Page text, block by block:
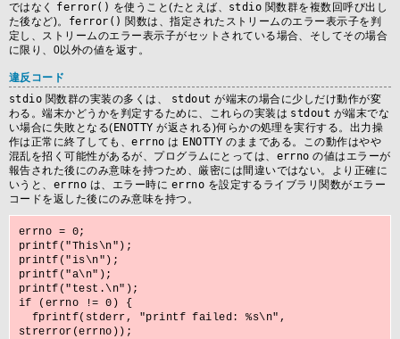
ではなく ferror() を使うこと(たとえば、 stdio 関数群を複数回呼び出し
た後など)。 ferror() 関数は、指定されたストリームのエラー表示子を判
定し、ストリームのエラー表示子がセットされている場合、そしてその場合
に限り、0以外の値を返す。
違反コード
stdio 関数群の実装の多くは、 stdout が端末の場合に少しだけ動作が変
わる。端末かどうかを判定するために、これらの実装は stdout が端末でな
い場合に失敗となる( ENOTTY が返される)何らかの処理を実行する。出力操
作は正常に終了しても、errno は ENOTTY のままである。この動作はやや
混乱を招く可能性があるが、プログラムにとっては、 errno の値はエラーが
報告された後にのみ意味を持つため、厳密には間違いではない。より正確に
いうと、 errno は、エラー時に errno を設定するライブラリ関数がエラー
コードを返した後にのみ意味を持つ。
errno = 0;
printf("This\n");
printf("is\n");
printf("a\n");
printf("test.\n");
if (errno != 0) {
strerror(errno));